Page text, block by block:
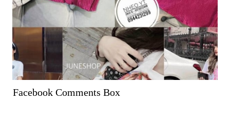
Facebook Comments Box